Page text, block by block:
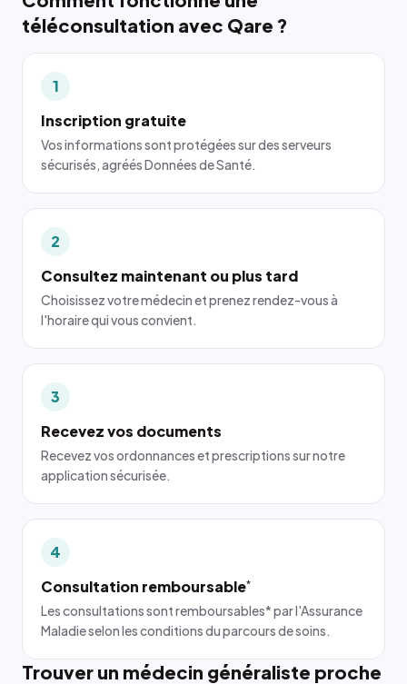
téléconsultation avec Qare ?
1
Inscription gratuite
Vos informations sont protégées sur des serveurs
sécurisés, agréés Données de Santé.
2
Consultez maintenant ou plus tard
Choisissez votre médecin et prenez rendez-vous à
l'horaire qui vous convient.
3
Recevez vos documents
Recevez vos ordonnances et prescriptions sur notre
application sécurisée.
4
Consultation remboursable*
Les consultations sont remboursables* par l'Assurance
Maladie selon les conditions du parcours de soins.
Trouver un médecin généraliste proche